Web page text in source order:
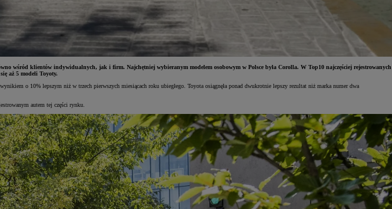
wśród klientów indywidualnych, jak i firm. Najchętniej wybieranym modelem osobowym w Polsce była Corolla. W Top10 najczęściej rejestrowanych
aż 5 modeli Toyoty.
o 10% lepszym niż w trzech pierwszych miesiącach roku ubiegłego. Toyota osiągnęła ponad dwukrotnie lepszy rezultat niż marka numer dwa
autem tej części rynku.